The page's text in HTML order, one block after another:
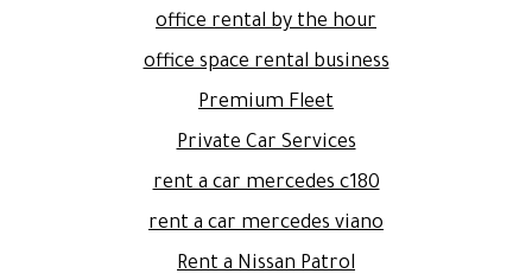
office rental by the hour
office space rental business
Premium Fleet
Private Car Services
rent a car mercedes c180
rent a car mercedes viano
Rent a Nissan Patrol